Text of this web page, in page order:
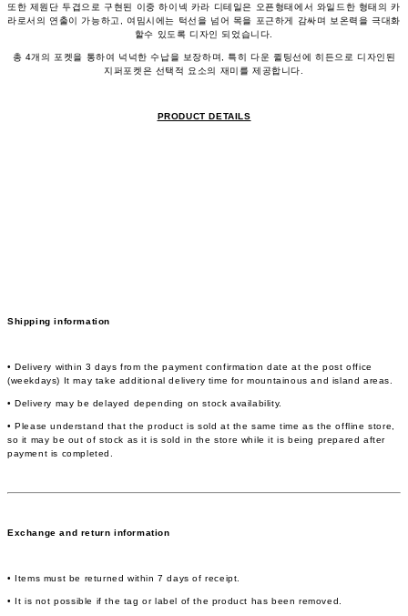
또한 제원단 두겹으로 구현된 이중 하이넥 카라 디테일은 오픈형태에서 와일드한 형태의 카
라로서의 연출이 가능하고, 여밈시에는 턱선을 넘어 목을 포근하게 감싸며 보온력을 극대화
할수 있도록 디자인 되었습니다.
총 4개의 포켓을 통하여 넉넉한 수납을 보장하며, 특히 다운 퀼팅선에 히든으로 디자인된
지퍼포켓은 선택적 요소의 재미를 제공합니다.
PRODUCT DETAILS
Shipping information
• Delivery within 3 days from the payment confirmation date at the post office
(weekdays) It may take additional delivery time for mountainous and island areas.
• Delivery may be delayed depending on stock availability.
• Please understand that the product is sold at the same time as the offline store,
so it may be out of stock as it is sold in the store while it is being prepared after
payment is completed.
Exchange and return information
• Items must be returned within 7 days of receipt.
• It is not possible if the tag or label of the product has been removed.